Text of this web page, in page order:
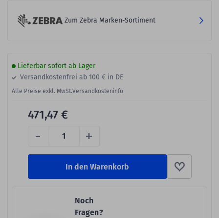
Zum Zebra Marken-Sortiment
Lieferbar sofort ab Lager
Versandkostenfrei ab 100 € in DE
Alle Preise exkl. MwSt.Versandkosteninfo
- +
471,47 €
In den Warenkorb
Noch
Fragen?